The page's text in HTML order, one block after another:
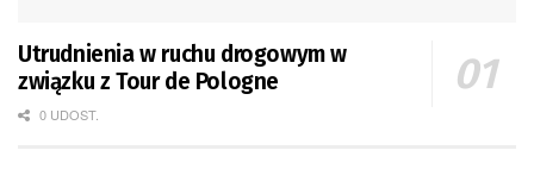
Utrudnienia w ruchu drogowym w
związku z Tour de Pologne
0 UDOST.